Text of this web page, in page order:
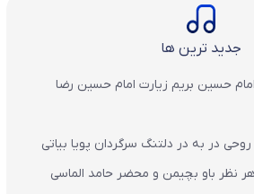
جدید ترین ها
حسین بریم زیارت امام حسین رضا
در به در دلتنگ سرگردان پویا بیاتی
نظر باو بچیمن و محضر حامد الماسی